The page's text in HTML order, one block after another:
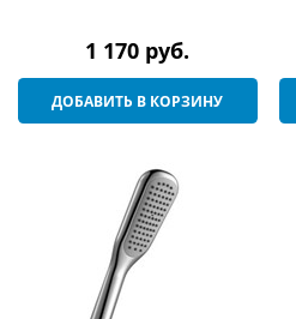
1 170 руб.
ДОБАВИТЬ В КОРЗИНУ